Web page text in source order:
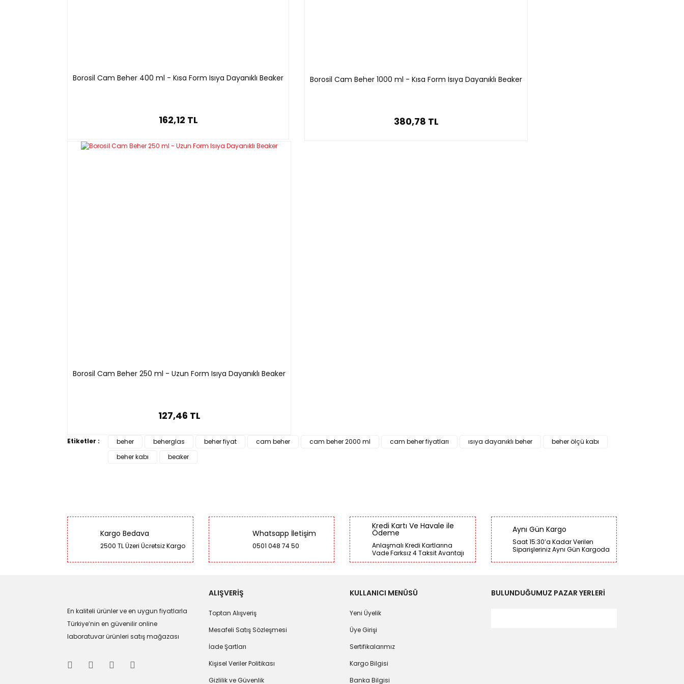
Borosil Cam Beher 400 ml - Kısa Form Isıya Dayanıklı Beaker
162,12 TL
Borosil Cam Beher 1000 ml - Kısa Form Isıya Dayanıklı Beaker
380,78 TL
Borosil Cam Beher 250 ml - Uzun Form Isıya Dayanıklı Beaker
127,46 TL
Etiketler : beher beherglas beher fiyat cam beher cam beher 2000 ml cam beher fiyatları ısıya dayanıklı beher
beher ölçü kabı
beher kabı
beaker
Kargo Bedava
2500 TL Üzeri Ücretsiz Kargo
Whatsapp İletişim
0501 048 74 50
Kredi Kartı Ve Havale ile
Ödeme
Anlaşmalı Kredi Kartlarına
Vade Farksız 4 Taksit Avantajı
Aynı Gün Kargo
Saat 15:30’a Kadar Verilen
Siparişleriniz Aynı Gün Kargoda
En kaliteli ürünler ve en uygun fiyatlarla
Türkiye’nin en güvenilir online
laboratuvar ürünleri satış mağazası
ALIŞVERİŞ
Toptan Alışveriş
Mesafeli Satış Sözleşmesi
İade Şartları
Kişisel Veriler Politikası
Gizlilik ve Güvenlik
KULLANICI MENÜSÜ
Yeni Üyelik
Üye Girişi
Sertifikalarımız
Kargo Bilgisi
Banka Bilgisi
BULUNDUĞUMUZ PAZAR YERLERİ